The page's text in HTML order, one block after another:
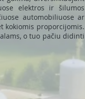
elektros ir šilumos
automobiliuose ar
kokiomis proporcijomis.
o tuo pačiu didinti